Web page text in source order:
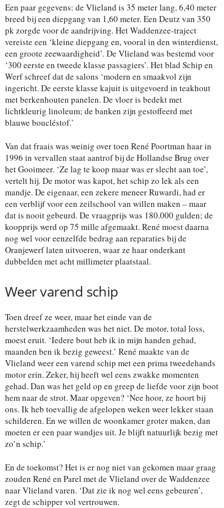
Een paar gegevens: de Vlieland is 35 meter lang, 6,40 meter
breed bij een diepgang van 1,60 meter. Een Deutz van 350
pk zorgde voor de aandrijving. Het Waddenzee-traject
vereiste een ‘kleine diepgang en, vooral in den winterdienst,
een groote zeewaardigheid’. De Vlieland was bestemd voor
‘300 eerste en tweede klasse passagiers’. Het blad Schip en
Werf schreef dat de salons ‘modern en smaakvol zijn
ingericht. De eerste klasse kajuit is uitgevoerd in teakhout
met berkenhouten panelen. De vloer is bedekt met
lichtkleurig linoleum; de banken zijn gestoffeerd met
blauwe boucléstof.’
Van dat fraais was weinig over toen René Poortman haar in
1996 in vervallen staat aantrof bij de Hollandse Brug over
het Gooimeer. ‘Ze lag te koop maar was er slecht aan toe’,
vertelt hij. De motor was kapot, het schip zo lek als een
mandje. De eigenaar, een zekere meneer Ruwardi, had er
een verblijf voor een zeilschool van willen maken – maar
dat is nooit gebeurd. De vraagprijs was 180.000 gulden; de
koopprijs werd op 75 mille afgemaakt. René moest daarna
nog wel voor eenzelfde bedrag aan reparaties bij de
Oranjewerf laten uitvoeren, waar ze haar onderkant
dubbelden met acht millimeter plaatstaal.
Weer varend schip
Toen dreef ze weer, maar het einde van de
herstelwerkzaamheden was het niet. De motor, total loss,
moest eruit. ‘Iedere bout heb ik in mijn handen gehad,
maanden ben ik bezig geweest.’ René maakte van de
Vlieland weer een varend schip met een prima tweedehands
motor erin. Zeker, hij heeft wel eens zwakke momenten
gehad. Dan was het geld op en greep de liefde voor zijn boot
hem naar de strot. Maar opgeven? ‘Nee hoor, ze hoort bij
ons. Ik heb toevallig de afgelopen weken weer lekker staan
schilderen. En we willen de woonkamer groter maken, dan
moeten er een paar wandjes uit. Je blijft natuurlijk bezig met
zo’n schip.’
En de toekomst? Het is er nog niet van gekomen maar graag
zouden René en Parel met de Vlieland over de Waddenzee
naar Vlieland varen. ‘Dat zie ik nog wel eens gebeuren’,
zegt de schipper vol vertrouwen.